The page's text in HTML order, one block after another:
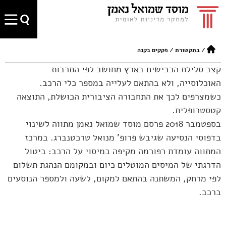
/בתקשורת / פקקים בקנה
קצב סלילת הכבישים בארץ מחושב לפי התרבות
האוכלוסייה, ולא בהתאם לעלייה במספר כלי הרכב.
כשמצרפים לכך את התחבורה הציבורית הכושלת, התוצאה
קטסטרופלית.
בספטמבר 2018 פרסם מוסד שמואל נאמן מתווה לשינוי
בדפוסי הנסיעה שגיבש פרופ' מנואל טרכטנברג. במרכז
המתווה עומדת רפורמה מקיפה במיסוי על הרכב: ביטול
הדרגתי של המיסים המוטלים כיום ובמקומם הנהגת תשלום
לפי מרחק, המשתנה בהתאם למקום, לשעה ולמספר הנוסעים
ברכב.